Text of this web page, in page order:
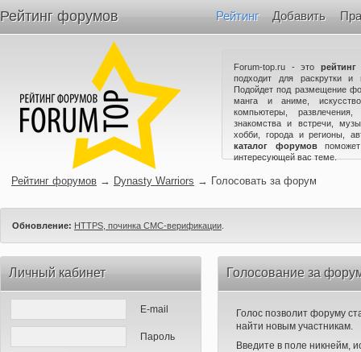
Рейтинг форумов Рейтинг Добавить
Forum-top.ru - это
подходит для раскрутки и
Подойдет под размещение
манга и аниме,
компьютеры,
знакомства и встречи,
хобби, города и регионы,
каталог форумов
интересующей вас теме.
Рейтинг форумов → Dynasty Warriors → Голосовать за форум
Обновление: HTTPS, починка СМС-верификации
Личный кабинет
E-mail
Пароль
Голосование за
Голос позволит форуму
найти новым участникам.
Введите в поле никнейм,